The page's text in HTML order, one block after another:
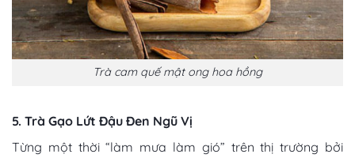
Trà cam quế mật ong hoa hồng
5. Trà Gạo Lứt Đậu Đen Ngũ Vị
Từng một thời “làm mưa làm gió” trên thị trường bởi